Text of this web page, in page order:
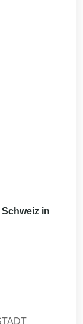
in